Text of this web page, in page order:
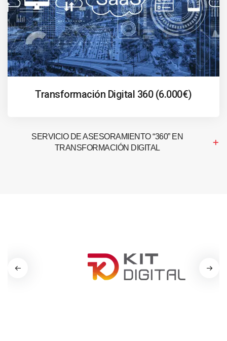
Transformación Digital 360 (6.000€)
SERVICIO DE ASESORAMIENTO “360” EN
TRANSFORMACIÓN DIGITAL